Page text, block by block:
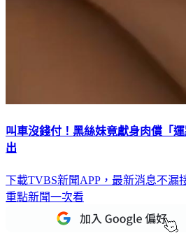
叫車沒錢付！黑絲妹竟獻身肉償「
出
下載TVBS新聞APP，最新消息不漏
重點新聞一次看